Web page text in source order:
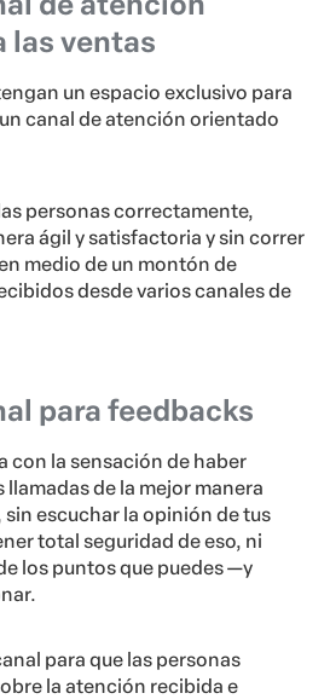
las ventas
un espacio exclusivo para
canal de atención orientado
personas correctamente,
ágil y satisfactoria y sin correr
medio de un montón de
desde varios canales de
para feedbacks
con la sensación de haber
de la mejor manera
escuchar la opinión de tus
total seguridad de eso, ni
los puntos que puedes —y
para que las personas
la atención recibida e